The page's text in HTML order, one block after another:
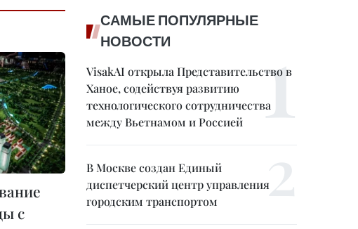
с
САМЫЕ ПОПУЛЯРНЫЕ
НОВОСТИ
VisakAI открыла Представительство в
Ханое, содействуя развитию
технологического сотрудничества
между Вьетнамом и Россией
В Москве создан Единый
диспетчерский центр управления
городским транспортом